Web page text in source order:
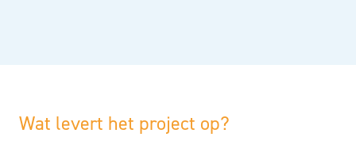
Wat levert het project op?